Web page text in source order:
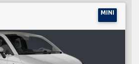
MINI